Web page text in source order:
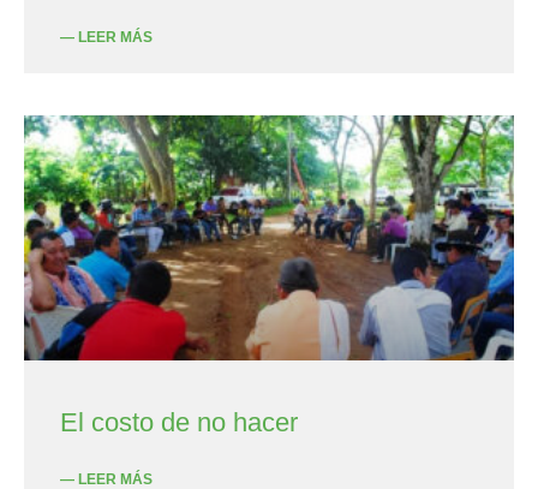
— LEER MÁS
El costo de no hacer
— LEER MÁS